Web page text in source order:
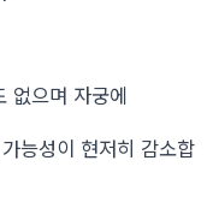
없으며 자궁에
능성이 현저히 감소합